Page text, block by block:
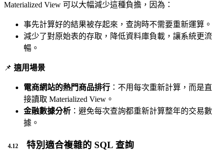
Materialized View 可以大幅減少這種負擔，因為：
事先計算好的結果被存起來，查詢時不需要重新運算。
減少了對原始表的存取，降低資料庫負載，讓系統更流
暢。
📌 適用場景
電商網站的熱門商品排行 ：不用每次重新計算，而是直
接讀取 Materialized View。
金融數據分析 ：避免每次查詢都重新計算整年的交易數
據。
特別適合複雜的 SQL 查詢